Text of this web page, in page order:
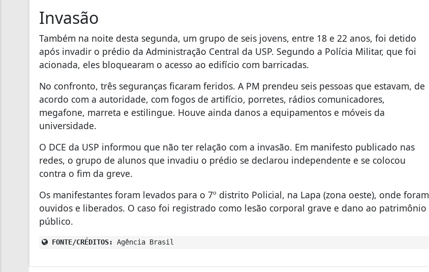
Invasão
Também na noite desta segunda, um grupo de seis jovens, entre 18 e 22 anos, foi detido
após invadir o prédio da Administração Central da USP. Segundo a Polícia Militar, que foi
acionada, eles bloquearam o acesso ao edifício com barricadas.
No confronto, três seguranças ficaram feridos. A PM prendeu seis pessoas que estavam, de
acordo com a autoridade, com fogos de artifício, porretes, rádios comunicadores,
megafone, marreta e estilingue. Houve ainda danos a equipamentos e móveis da
universidade.
O DCE da USP informou que não ter relação com a invasão. Em manifesto publicado nas
redes, o grupo de alunos que invadiu o prédio se declarou independente e se colocou
contra o fim da greve.
Os manifestantes foram levados para o 7º distrito Policial, na Lapa (zona oeste), onde foram
ouvidos e liberados. O caso foi registrado como lesão corporal grave e dano ao patrimônio
público.
FONTE/CRÉDITOS: Agência Brasil